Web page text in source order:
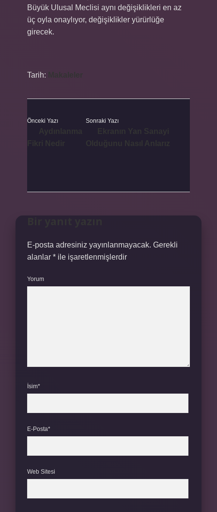
Büyük Ulusal Meclisi aynı değişiklikleri en az
üç oyla onaylıyor, değişiklikler yürürlüğe
girecek.
Tarih:
Önceki Yazı Sonraki Yazı
E-posta adresiniz yayınlanmayacak. Gerekli
alanlar * ile işaretlenmişlerdir
Yorum
İsim*
E-Posta*
Web Sitesi